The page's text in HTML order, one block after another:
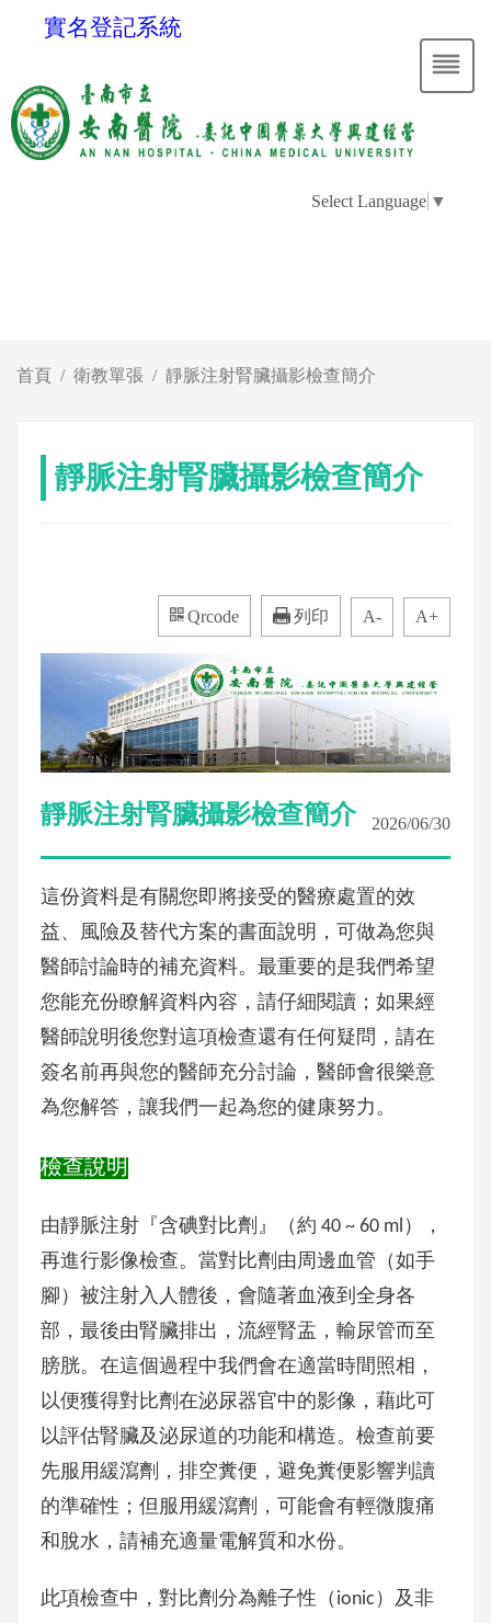
實名登記系統
Select Language ▼
首頁 衛教單張 靜脈注射腎臟攝影檢查簡介
靜脈注射腎臟攝影檢查簡介
Qrcode 列印 A- A+
靜脈注射腎臟攝影檢查簡介 2026/06/30
這份資料是有關您即將接受的醫療處置的效
益、風險及替代方案的書面說明，可做為您與
醫師討論時的補充資料。最重要的是我們希望
您能充份瞭解資料內容，請仔細閱讀；如果經
醫師說明後您對這項檢查還有任何疑問，請在
簽名前再與您的醫師充分討論，醫師會很樂意
為您解答，讓我們一起為您的健康努力。
檢查說明
由靜脈注射『含碘對比劑』（約 40 ~ 60 ml），
再進行影像檢查。當對比劑由周邊血管（如手
腳）被注射入人體後，會隨著血液到全身各
部，最後由腎臟排出，流經腎盂，輸尿管而至
膀胱。在這個過程中我們會在適當時間照相，
以便獲得對比劑在泌尿器官中的影像，藉此可
以評估腎臟及泌尿道的功能和構造。檢查前要
先服用緩瀉劑，排空糞便，避免糞便影響判讀
的準確性；但服用緩瀉劑，可能會有輕微腹痛
和脫水，請補充適量電解質和水份。
此項檢查中，對比劑分為離子性（ionic）及非